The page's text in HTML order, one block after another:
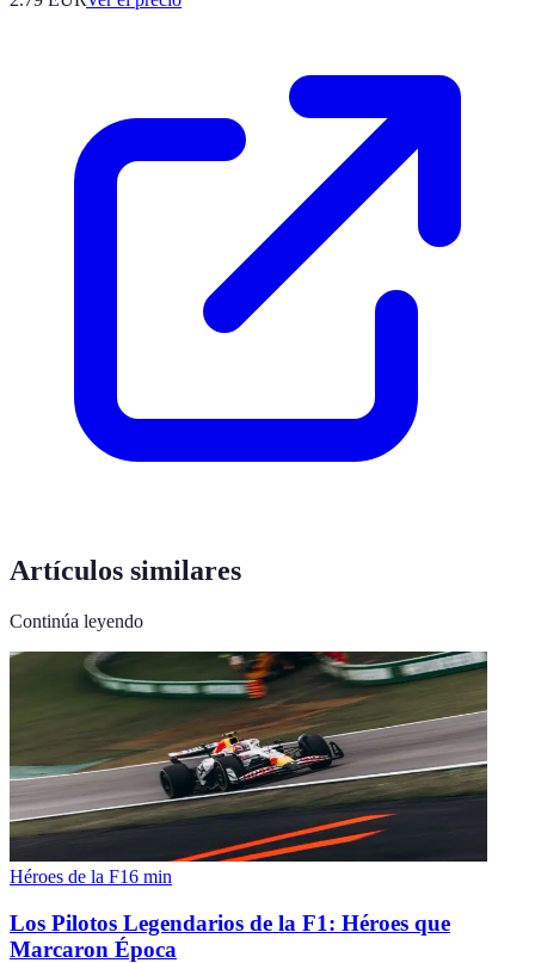
Artículos similares
Continúa leyendo
Héroes de la F16 min
Los Pilotos Legendarios de la F1: Héroes que
Marcaron Época